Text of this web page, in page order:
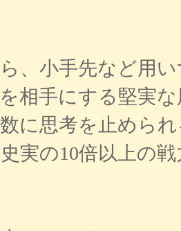
、小手先など用
相手にする堅実
に思考を止めら
実の10倍以上の